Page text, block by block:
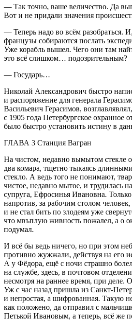
— Так точно, ваше величество. Да
Вот и не придали значения
— Теперь надо во всём разобраться.
французы собираются послать
Уже корабль вышел. Чего они там
это всё слишком… подозрительным?
— Государь…
Николай Александрович быстро
и распоряжение для генерала
Васильевич Герасимов,
с 1905 года Петербургское охранное
было быстро установить истину в
ГЛАВА 3 Станция Вагран
На чистом, недавно вымытом стекле
два комара, тщетно тыкаясь
стекло. А ведь того не понимают,
чистое, недавно мытое, и трудилась
супруга, Ефросинья Ивановна.
напротив, за рабочим столом
и не стал бить по злодеям уже
что мвъплую живность пожалел, а о
подумал.
И всё бы ведь ничего, но при этом
противно жужжали, действуя на его
А у Фёдора, ещё с ночи страшно
на службе, здесь, в почтовом
несмотря на раннее время, при деле.
Уж с час назад пришла из Санкт-
и непростая, а шифрованная. Такую
как положено, да отправил с
Петькой Ивановым, а теперь, всё же